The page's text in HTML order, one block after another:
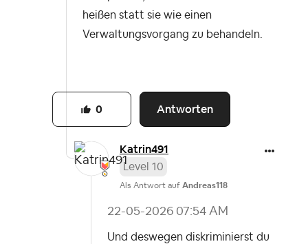
heißen statt sie wie einen
Verwaltungsvorgang zu behandeln.
Antworten
0
Katrin491
Level 10
Als Antwort auf Andreas118
‎22-05-2026 07:54 AM
Und deswegen diskriminierst du